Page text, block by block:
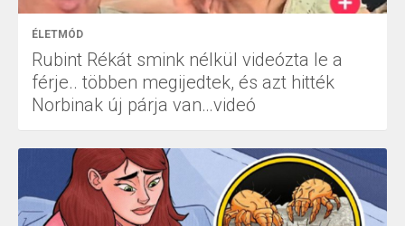
ÉLETMÓD
Rubint Rékát smink nélkül videózta le a
férje.. többen megijedtek, és azt hitték
Norbinak új párja van…videó